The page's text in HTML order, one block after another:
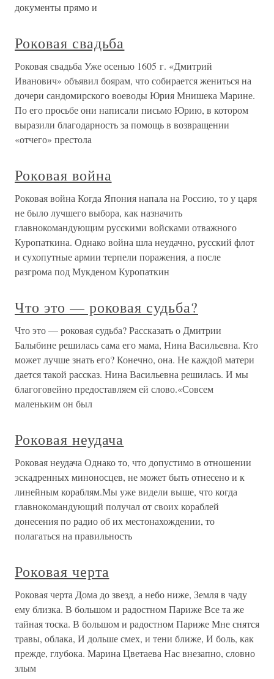
документы прямо и
Роковая свадьба
Роковая свадьба Уже осенью 1605 г. «Дмитрий
Иванович» объявил боярам, что собирается жениться на
дочери сандомирского воеводы Юрия Мнишека Марине.
По его просьбе они написали письмо Юрию, в котором
выразили благодарность за помощь в возвращении
«отчего» престола
Роковая война
Роковая война Когда Япония напала на Россию, то у царя
не было лучшего выбора, как назначить
главнокомандующим русскими войсками отважного
Куропаткина. Однако война шла неудачно, русский флот
и сухопутные армии терпели поражения, а после
разгрома под Мукденом Куропаткин
Что это — роковая судьба?
Что это — роковая судьба? Рассказать о Дмитрии
Балыбине решилась сама его мама, Нина Васильевна. Кто
может лучше знать его? Конечно, она. Не каждой матери
дается такой рассказ. Нина Васильевна решилась. И мы
благоговейно предоставляем ей слово.«Совсем
маленьким он был
Роковая неудача
Роковая неудача Однако то, что допустимо в отношении
эскадренных миноносцев, не может быть отнесено и к
линейным кораблям.Мы уже видели выше, что когда
главнокомандующий получал от своих кораблей
донесения по радио об их местонахождении, то
полагаться на правильность
Роковая черта
Роковая черта Дома до звезд, а небо ниже, Земля в чаду
ему близка. В большом и радостном Париже Все та же
тайная тоска. В большом и радостном Париже Мне снятся
травы, облака, И дольше смех, и тени ближе, И боль, как
прежде, глубока. Марина Цветаева Нас внезапно, словно
злым